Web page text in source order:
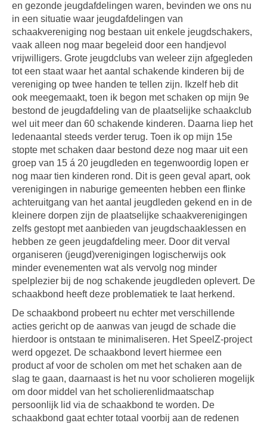
en gezonde jeugdafdelingen waren, bevinden we ons nu
in een situatie waar jeugdafdelingen van
schaakvereniging nog bestaan uit enkele jeugdschakers,
vaak alleen nog maar begeleid door een handjevol
vrijwilligers. Grote jeugdclubs van weleer zijn afgegleden
tot een staat waar het aantal schakende kinderen bij de
vereniging op twee handen te tellen zijn. Ikzelf heb dit
ook meegemaakt, toen ik begon met schaken op mijn 9e
bestond de jeugdafdeling van de plaatselijke schaakclub
wel uit meer dan 60 schakende kinderen. Daarna liep het
ledenaantal steeds verder terug. Toen ik op mijn 15e
stopte met schaken daar bestond deze nog maar uit een
groep van 15 á 20 jeugdleden en tegenwoordig lopen er
nog maar tien kinderen rond. Dit is geen geval apart, ook
verenigingen in naburige gemeenten hebben een flinke
achteruitgang van het aantal jeugdleden gekend en in de
kleinere dorpen zijn de plaatselijke schaakverenigingen
zelfs gestopt met aanbieden van jeugdschaaklessen en
hebben ze geen jeugdafdeling meer. Door dit verval
organiseren (jeugd)verenigingen logischerwijs ook
minder evenementen wat als vervolg nog minder
spelplezier bij de nog schakende jeugdleden oplevert. De
schaakbond heeft deze problematiek te laat herkend.
De schaakbond probeert nu echter met verschillende
acties gericht op de aanwas van jeugd de schade die
hierdoor is ontstaan te minimaliseren. Het SpeelZ-project
werd opgezet. De schaakbond levert hiermee een
product af voor de scholen om met het schaken aan de
slag te gaan, daarnaast is het nu voor scholieren mogelijk
om door middel van het scholierenlidmaatschap
persoonlijk lid via de schaakbond te worden. De
schaakbond gaat echter totaal voorbij aan de redenen